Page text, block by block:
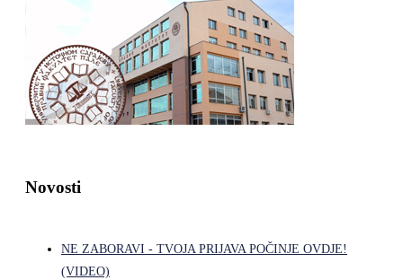
Novosti
NE ZABORAVI - TVOJA PRIJAVA POČINJE OVDJE!
(VIDEO)